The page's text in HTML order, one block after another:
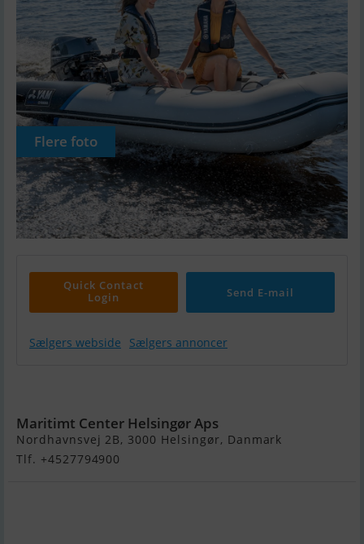
Flere foto
Quick Contact
Login
Send E-mail
Sælgers webside Sælgers annoncer
Maritimt Center Helsingør Aps
Nordhavnsvej 2B, 3000 Helsingør, Danmark
Tlf. +4527794900